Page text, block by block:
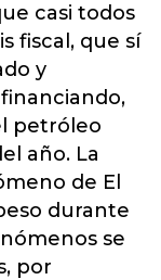
casi todos
fiscal, que sí
y
petróleo
año. La
de El
durante
se
por